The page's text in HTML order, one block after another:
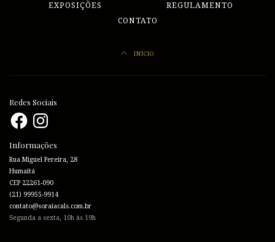
EXPOSIÇÕES
REGULAMENTO
CONTATO
INÍCIO
Redes Sociais
FacebookInstagram
Informações
Rua Miguel Pereira, 28
Humaitá
CEP 22261-090
(21) 99955-9914
contato@soraiacals.com.br
Segunda a sexta, 10h às 19h